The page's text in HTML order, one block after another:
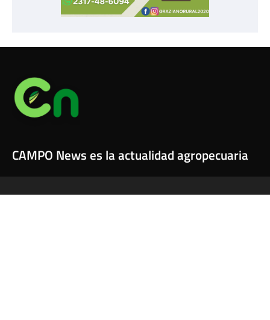
CAMPO News es la actualidad agropecuaria